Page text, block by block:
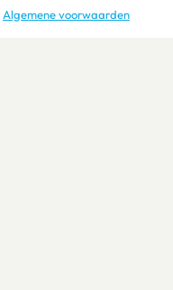
Algemene voorwaarden